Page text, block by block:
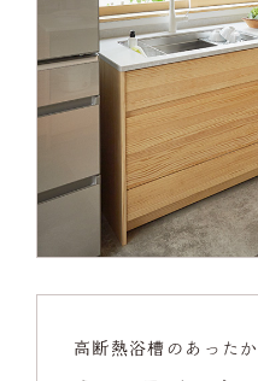
高断熱浴槽のあったか